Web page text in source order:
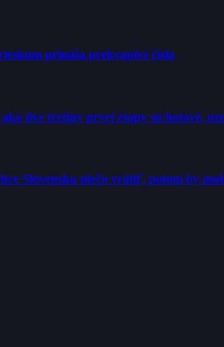
prináša prekvapivé čísla
dve tretiny prvej etapy sú hotové,
Slovensku niečo vrátiť, potom by